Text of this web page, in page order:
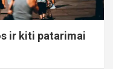
ir kiti patarimai